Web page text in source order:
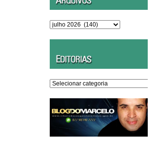
Arquivos
Editorias